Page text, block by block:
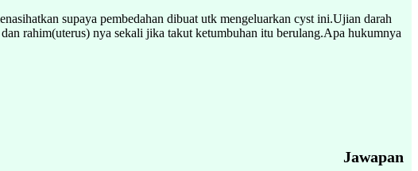
supaya pembedahan dibuat utk mengeluarkan cyst ini.Ujian darah
rahim(uterus) nya sekali jika takut ketumbuhan itu berulang.Apa hukumnya
Jawapan